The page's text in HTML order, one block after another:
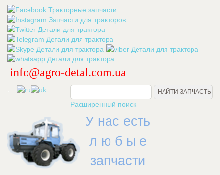
info@agro-detal.com.ua
Расширенный поиск
У нас есть
л ю б ы е
запчасти